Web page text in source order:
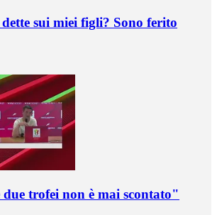
sui miei figli? Sono ferito
trofei non è mai scontato"